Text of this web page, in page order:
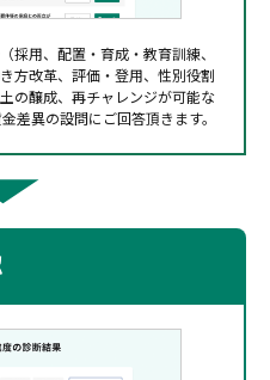
採用、配置・育成・教育訓練、
方改革、評価・登用、性別役割
の醸成、再チャレンジが可能な
差異の設問にご回答頂きます。